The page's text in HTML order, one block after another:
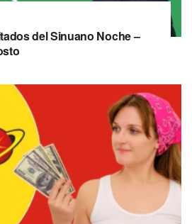
del Sinuano Noche –